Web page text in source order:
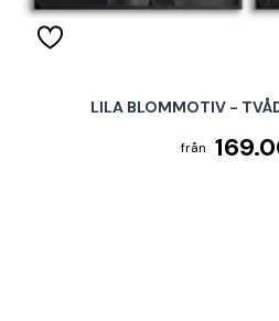
LILA BLOMMOTIV -